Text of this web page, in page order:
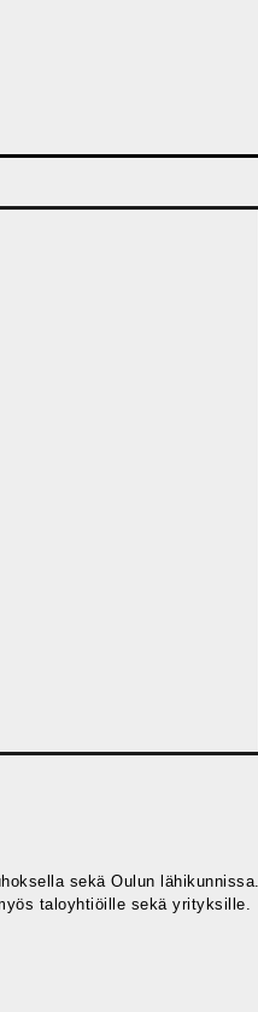
sekä Oulun lähikunnissa.
taloyhtiöille sekä yrityksille.